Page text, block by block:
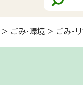
> ごみ・環境 > ごみ・